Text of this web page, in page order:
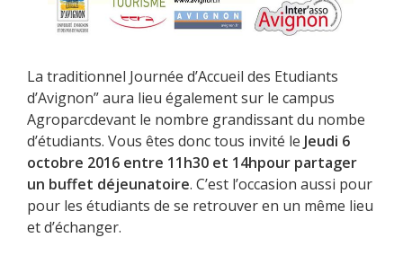
La traditionnel Journée d’Accueil des Etudiants
d’Avignon” aura lieu également sur le campus
Agroparcdevant le nombre grandissant du nombe
d’étudiants. Vous êtes donc tous invité le Jeudi 6
octobre 2016 entre 11h30 et 14hpour partager
un buffet déjeunatoire. C’est l’occasion aussi pour
pour les étudiants de se retrouver en un même lieu
et d’échanger.